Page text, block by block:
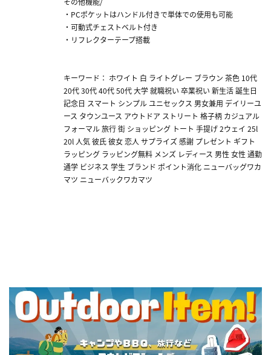
・PCポケットはハンドル付きで単体での使用も可能
・可動式チェストベルト付き
・リフレクターテープ搭載
キーワード： ホワイト 白 ライトグレー ブラウン 茶色 10代
20代 30代 40代 50代 大学 就職祝い 卒業祝い 新生活 誕生日
記念日 スマート シンプル ユニセックス 男女兼用 デイリーユ
ース タウンユース アウトドア ストリート 格子柄 カジュアル
フォーマル 旅行 街 ショッピング トート 手提げ 2ウェイ 25l
20l 人気 彼氏 彼女 恋人 サプライズ 感謝 プレゼント ギフト
ラッピング ラッピング無料 メンズ レディース 男性 女性 通勤
通学 ビジネス 学生 ブランド ポイント消化 ニューバッグワカ
マツ ニューバックワカマツ